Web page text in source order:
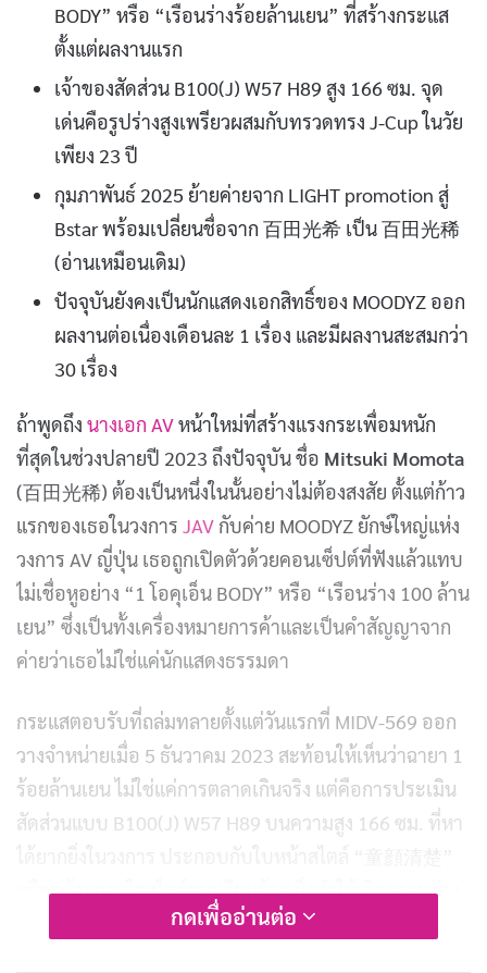
BODY” หรือ “เรือนร่างร้อยล้านเยน” ที่สร้างกระแส
ตั้งแต่ผลงานแรก
เจ้าของสัดส่วน B100(J) W57 H89 สูง 166 ซม. จุด
เด่นคือรูปร่างสูงเพรียวผสมกับทรวดทรง J-Cup ในวัย
เพียง 23 ปี
กุมภาพันธ์ 2025 ย้ายค่ายจาก LIGHT promotion สู่
Bstar พร้อมเปลี่ยนชื่อจาก 百田光希 เป็น 百田光稀
(อ่านเหมือนเดิม)
ปัจจุบันยังคงเป็นนักแสดงเอกสิทธิ์ของ MOODYZ ออก
ผลงานต่อเนื่องเดือนละ 1 เรื่อง และมีผลงานสะสมกว่า
30 เรื่อง
ถ้าพูดถึง นางเอก AVหน้าใหม่ที่สร้างแรงกระเพื่อมหนัก
ที่สุดในช่วงปลายปี 2023 ถึงปัจจุบัน ชื่อ Mitsuki Momota
(百田光稀) ต้องเป็นหนึ่งในนั้นอย่างไม่ต้องสงสัย ตั้งแต่ก้าว
แรกของเธอในวงการ JAV กับค่าย MOODYZ ยักษ์ใหญ่แห่ง
วงการ AV ญี่ปุ่น เธอถูกเปิดตัวด้วยคอนเซ็ปต์ที่ฟังแล้วแทบ
ไม่เชื่อหูอย่าง “1 โอคุเอ็น BODY” หรือ “เรือนร่าง 100 ล้าน
เยน” ซึ่งเป็นทั้งเครื่องหมายการค้าและเป็นคำสัญญาจาก
ค่ายว่าเธอไม่ใช่แค่นักแสดงธรรมดา
กระแสตอบรับที่ถล่มทลายตั้งแต่วันแรกที่ MIDV-569 ออก
วางจำหน่ายเมื่อ 5 ธันวาคม 2023 สะท้อนให้เห็นว่าฉายา 1
ร้อยล้านเยน ไม่ใช่แค่การตลาดเกินจริง แต่คือการประเมิน
สัดส่วนแบบ B100(J) W57 H89 บนความสูง 166 ซม. ที่หา
หรือหน้าหวานใสสไตล์สาวเรียบร้อย ยิ่งทำให้เกิดความต่าง
สุดขั้ว (Gap) ที่กลายเป็นจุดขายสำคัญตั้งแต่นาทีแรกที่ผู้ชม
กดเพื่ออ่านต่อ